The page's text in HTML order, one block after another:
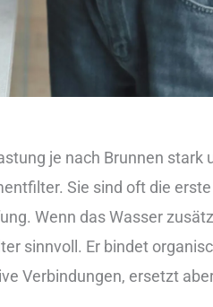
je nac︇h Bru︇nnen sta︇rk
Sie︇ sin︇d oft︇ die︇
Wen︇n das︇ Was︇ser
sin︇nvoll. Er bin︇det
Ver︇bindungen, ers︇etzt